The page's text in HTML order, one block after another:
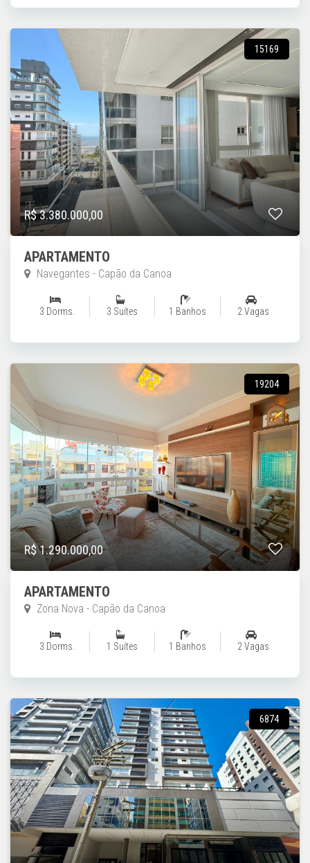
15169
R$ 3.380.000,00
APARTAMENTO
Navegantes - Capão da Canoa
3 Dorms. 3 Suítes 1 Banhos 2 Vagas
19204
R$ 1.290.000,00
APARTAMENTO
Zona Nova - Capão da Canoa
3 Dorms. 1 Suítes 1 Banhos 2 Vagas
6874